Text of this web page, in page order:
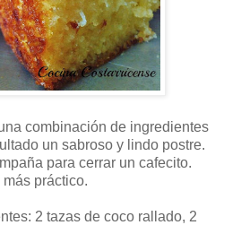
combinación de ingredientes
un sabroso y lindo postre.
para cerrar un cafecito.
práctico.
2 tazas de coco rallado, 2